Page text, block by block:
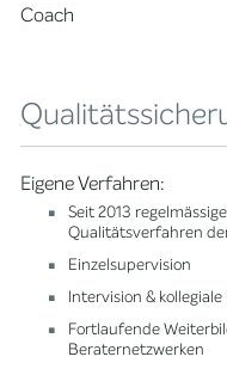
Coach
Eigene Verfahren:
Seit 2013
Qualitätsverfahren
Einzelsupervision
Intervision &
Fortlaufende
Beraternetzwerken